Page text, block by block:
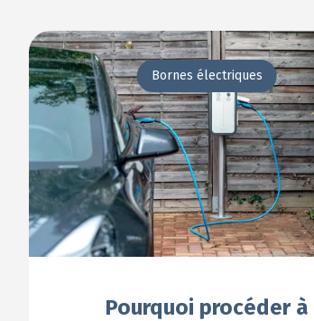
Bornes électriques
Pourquoi procéder à